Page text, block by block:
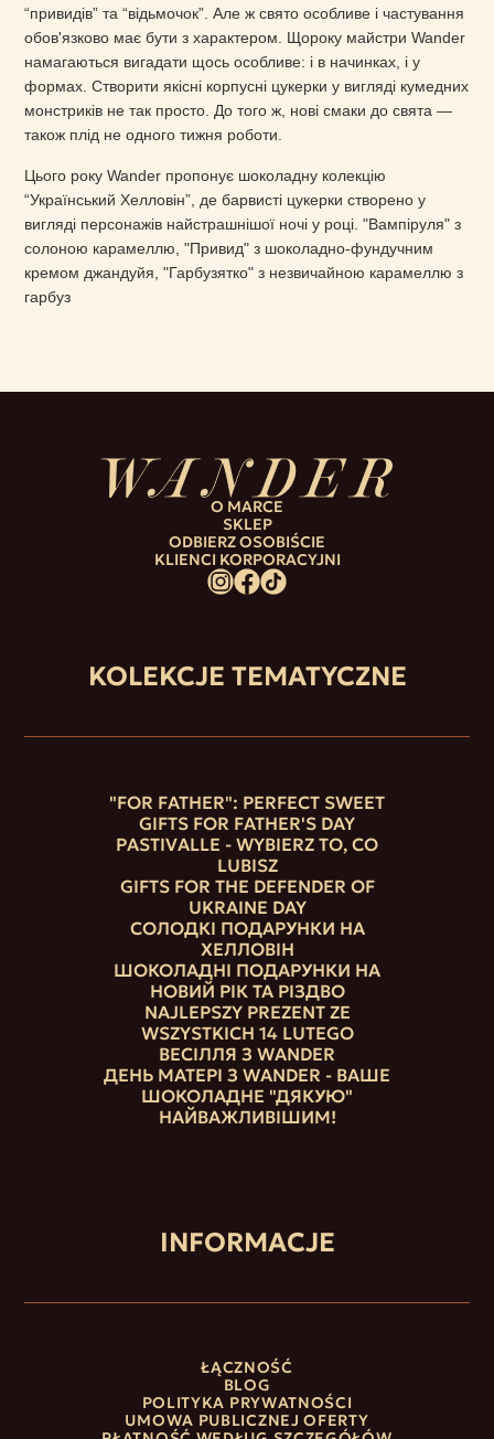
“привидів” та “відьмочок”. Але ж свято особливе і частування
обов'язково має бути з характером. Щороку майстри Wander
намагаються вигадати щось особливе: і в начинках, і у
формах. Створити якісні корпусні цукерки у вигляді кумедних
монстриків не так просто. До того ж, нові смаки до свята —
також плід не одного тижня роботи.
Цього року Wander пропонує шоколадну колекцію
“Український Хелловін”, де барвисті цукерки створено у
вигляді персонажів найстрашнішої ночі у році. "Вампіруля" з
солоною карамеллю, "Привид" з шоколадно-фундучним
кремом джандуйя, "Гарбузятко" з незвичайною карамеллю з
гарбуз
O MARCE
SKLEP
ODBIERZ OSOBIŚCIE
KLIENCI KORPORACYJNI
KOLEKCJE TEMATYCZNE
"FOR FATHER": PERFECT SWEET
GIFTS FOR FATHER'S DAY
PASTIVALLE - WYBIERZ TO, CO
LUBISZ
GIFTS FOR THE DEFENDER OF
UKRAINE DAY
СОЛОДКІ ПОДАРУНКИ НА
ХЕЛЛОВІН
ШОКОЛАДНІ ПОДАРУНКИ НА
НОВИЙ РІК ТА РІЗДВО
NAJLEPSZY PREZENT ZE
WSZYSTKICH 14 LUTEGO
ВЕСІЛЛЯ З WANDER
ДЕНЬ МАТЕРІ З WANDER - ВАШЕ
ШОКОЛАДНЕ "ДЯКУЮ"
НАЙВАЖЛИВІШИМ!
INFORMACJE
ŁĄCZNOŚĆ
BLOG
POLITYKA PRYWATNOŚCI
UMOWA PUBLICZNEJ OFERTY